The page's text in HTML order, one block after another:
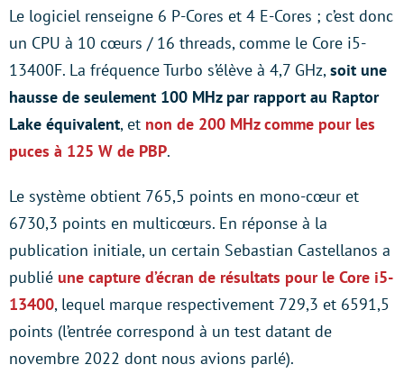
Le logiciel renseigne 6 P-Cores et 4 E-Cores ; c’est donc
un CPU à 10 cœurs / 16 threads, comme le Core i5-
13400F. La fréquence Turbo s’élève à 4,7 GHz,soit une
hausse de seulement 100 MHz par rapport au Raptor
Lake équivalent, et non de 200 MHz comme pour les
puces à 125 W de PBP.
Le système obtient 765,5 points en mono-cœur et
6730,3 points en multicœurs. En réponse à la
publication initiale, un certain Sebastian Castellanos a
publié une capture d’écran de résultats pour le Core i5-
13400, lequel marque respectivement 729,3 et 6591,5
points (l’entrée correspond à un test datant de
novembre 2022 dont nous avions parlé).